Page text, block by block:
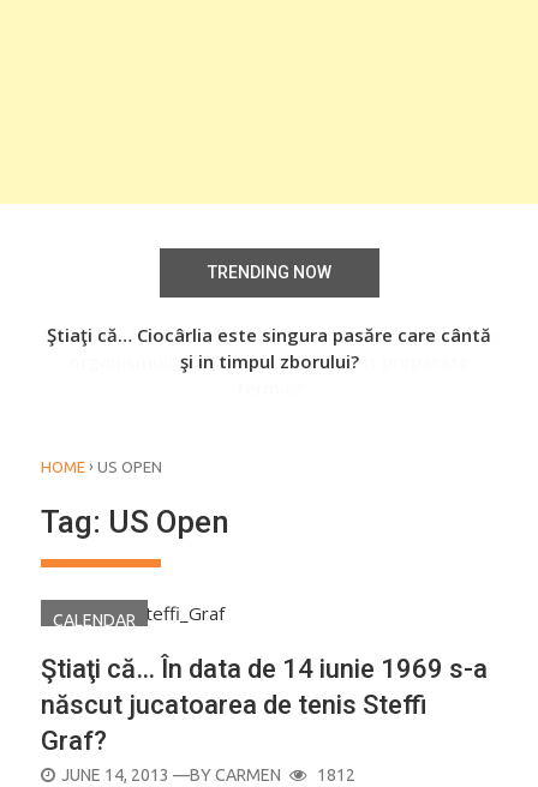
TRENDING NOW
Ştiaţi că… Ciocârlia este singura pasăre care cântă
şi in timpul zborului?
HOME › US OPEN
Tag: US Open
CALENDAR
Ştiaţi că… În data de 14 iunie 1969 s-a
născut jucatoarea de tenis Steffi
Graf?
POSTED
JUNE 14, 2013 —BYCARMEN 1812